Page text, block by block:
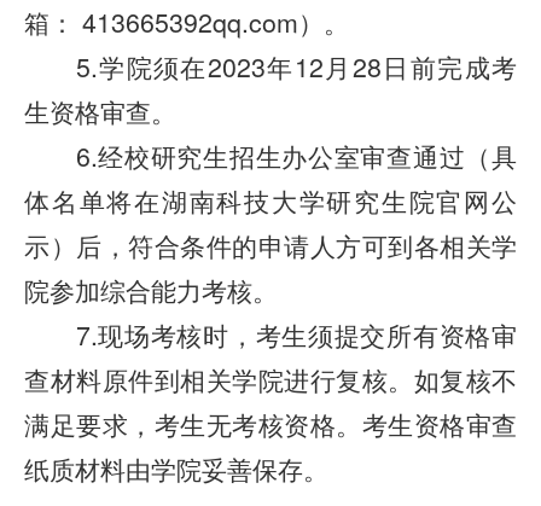
箱： 413665392qq.com）。
5.学院须在2023年12月28日前完成考
生资格审查。
6.经校研究生招生办公室审查通过（具
体名单将在湖南科技大学研究生院官网公
示）后，符合条件的申请人方可到各相关学
院参加综合能力考核。
7.现场考核时，考生须提交所有资格审
查材料原件到相关学院进行复核。如复核不
满足要求，考生无考核资格。考生资格审查
纸质材料由学院妥善保存。